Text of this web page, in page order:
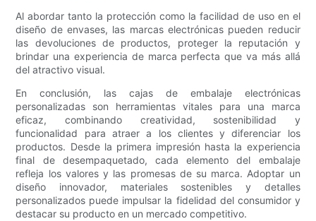
Al abordar tanto la protección como la facilidad de uso en el
diseño de envases, las marcas electrónicas pueden reducir
las devoluciones de productos, proteger la reputación y
brindar una experiencia de marca perfecta que va más allá
del atractivo visual.
En conclusión, las cajas de embalaje electrónicas
personalizadas son herramientas vitales para una marca
eficaz, combinando creatividad, sostenibilidad y
funcionalidad para atraer a los clientes y diferenciar los
productos. Desde la primera impresión hasta la experiencia
final de desempaquetado, cada elemento del embalaje
refleja los valores y las promesas de su marca. Adoptar un
diseño innovador, materiales sostenibles y detalles
personalizados puede impulsar la fidelidad del consumidor y
destacar su producto en un mercado competitivo.